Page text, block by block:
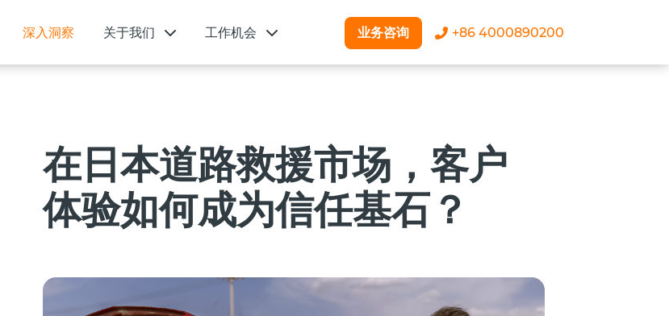
深入洞察 关于我们 工作机会 业务咨询 +86 4000890200
在日本道路救援市场，客户
体验如何成为信任基石？